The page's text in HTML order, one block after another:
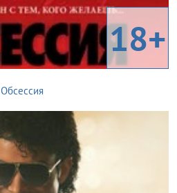
18+
Обсессия